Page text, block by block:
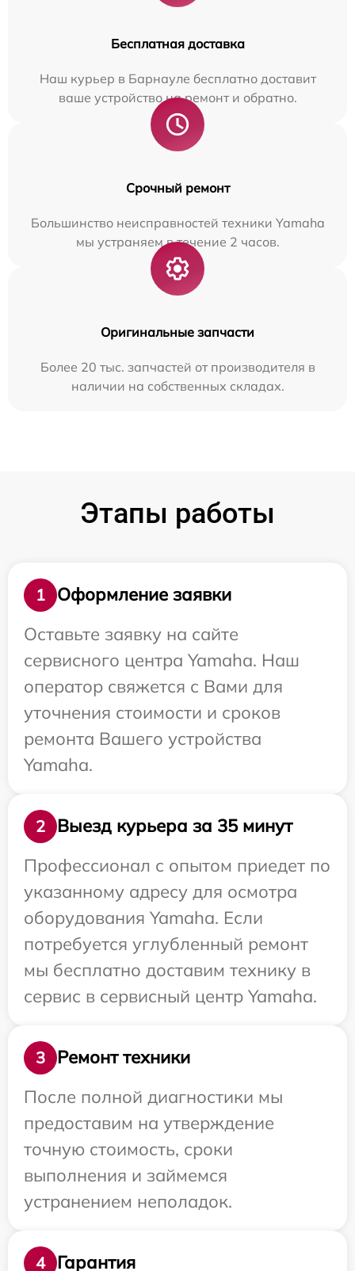
Бесплатная доставка
Наш курьер в Барнауле бесплатно доставит
ваше устройство на ремонт и обратно.
Срочный ремонт
Большинство неисправностей техники Yamaha
мы устраняем в течение 2 часов.
Оригинальные запчасти
Более 20 тыс. запчастей от производителя в
наличии на собственных складах.
Этапы работы
1
Оформление заявки
Оставьте заявку на сайте
сервисного центра Yamaha. Наш
оператор свяжется с Вами для
уточнения стоимости и сроков
ремонта Вашего устройства
Yamaha.
2
Выезд курьера за 35 минут
Профессионал с опытом приедет по
указанному адресу для осмотра
оборудования Yamaha. Если
потребуется углубленный ремонт
мы бесплатно доставим технику в
сервис в сервисный центр Yamaha.
3
Ремонт техники
После полной диагностики мы
предоставим на утверждение
точную стоимость, сроки
выполнения и займемся
устранением неполадок.
4 Гарантия